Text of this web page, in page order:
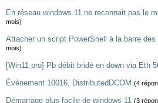
En réseau windows 11 ne reconnait pas le
mois)
Attacher un script PowerShell à la barre des
mois)
[Win11 pro] Pb débit bridé en down via Eth
Évènement 10016, DistributedDCOM (4
Démarrage plus facile de windows 11 (3